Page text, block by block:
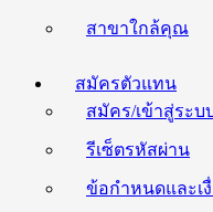
สาขาใกล้คุณ
สมัครตัวแทน
สมัคร/เข้าสู่ระบ
รีเซ็ตรหัสผ่าน
ข้อกำหนดและเ